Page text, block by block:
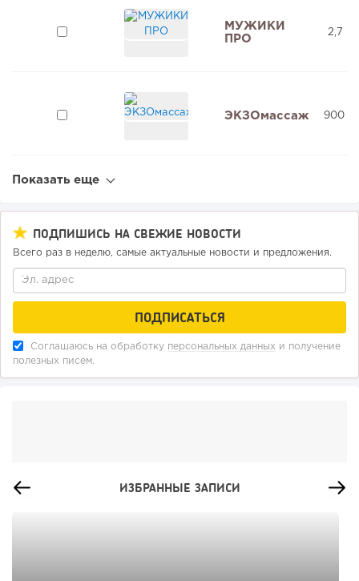
МУЖИКИ
ПРО
2,7
ЭКЗОмассаж 900
Показать еще
ПОДПИШИСЬ НА СВЕЖИЕ НОВОСТИ
Всего раз в неделю, самые актуальные новости и предложения.
Соглашаюсь на обработку персональных данных и получение
полезных писем.
ИЗБРАННЫЕ ЗАПИСИ